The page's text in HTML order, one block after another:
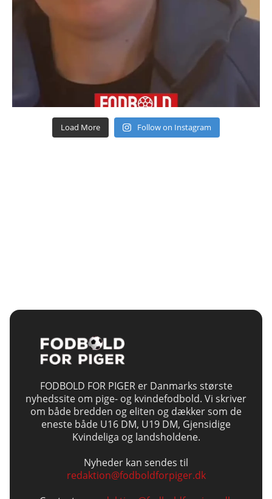
Load More Follow on Instagram
FODBOLD FOR PIGER er Danmarks største
nyhedssite om pige- og kvindefodbold. Vi skriver
om både bredden og eliten og dækker som de
eneste både U16 DM, U19 DM, Gjensidige
Kvindeliga og landsholdene.
Nyheder kan sendes til
redaktion@fodboldforpiger.dk